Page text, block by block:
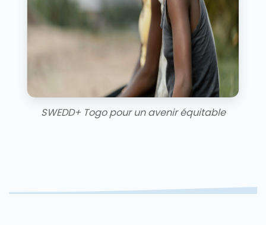
SWEDD+ Togo pour un avenir équitable